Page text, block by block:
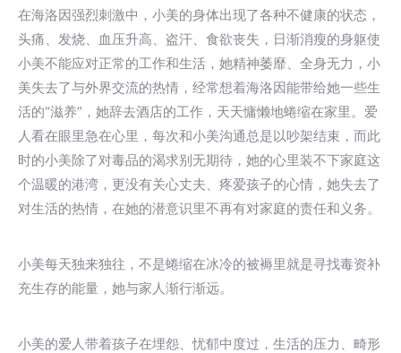
在海洛因强烈刺激中，小美的身体出现了各种不健康的状态，
头痛、发烧、血压升高、盗汗、食欲丧失，日渐消瘦的身躯使
小美不能应对正常的工作和生活，她精神萎靡、全身无力，小
美失去了与外界交流的热情，经常想着海洛因能带给她一些生
活的“滋养”，她辞去酒店的工作，天天慵懒地蜷缩在家里。爱
人看在眼里急在心里，每次和小美沟通总是以吵架结束，而此
时的小美除了对毒品的渴求别无期待，她的心里装不下家庭这
个温暖的港湾，更没有关心丈夫、疼爱孩子的心情，她失去了
对生活的热情，在她的潜意识里不再有对家庭的责任和义务。
小美每天独来独往，不是蜷缩在冰冷的被褥里就是寻找毒资补
充生存的能量，她与家人渐行渐远。
小美的爱人带着孩子在埋怨、忧郁中度过，生活的压力、畸形